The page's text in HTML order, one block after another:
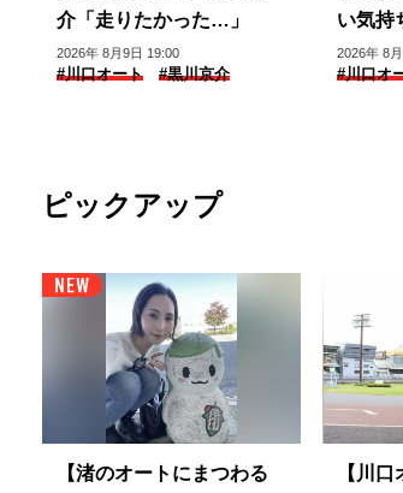
介「走りたかった…」
2026年 8月9日 19:00
#川口オート #黒川京介
い気持
2026年 8
#川口オ
ピックアップ
【渚のオートにまつわる
【川